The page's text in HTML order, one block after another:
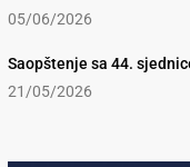
05/06/2026
Saopštenje sa 44.
21/05/2026